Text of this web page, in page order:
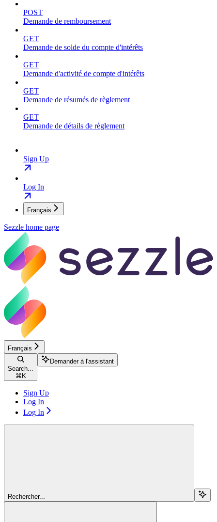
POST
Demande de remboursement
GET
Demande de solde du compte d'intérêts
GET
Demande d'activité de compte d'intérêts
GET
Demande de résumés de règlement
GET
Demande de détails de règlement
Sign Up
Log In
Français
Sezzle home page
Français
Search...
⌘ K
Demander à l'assistant
Sign Up
Log In
Log In
Rechercher...